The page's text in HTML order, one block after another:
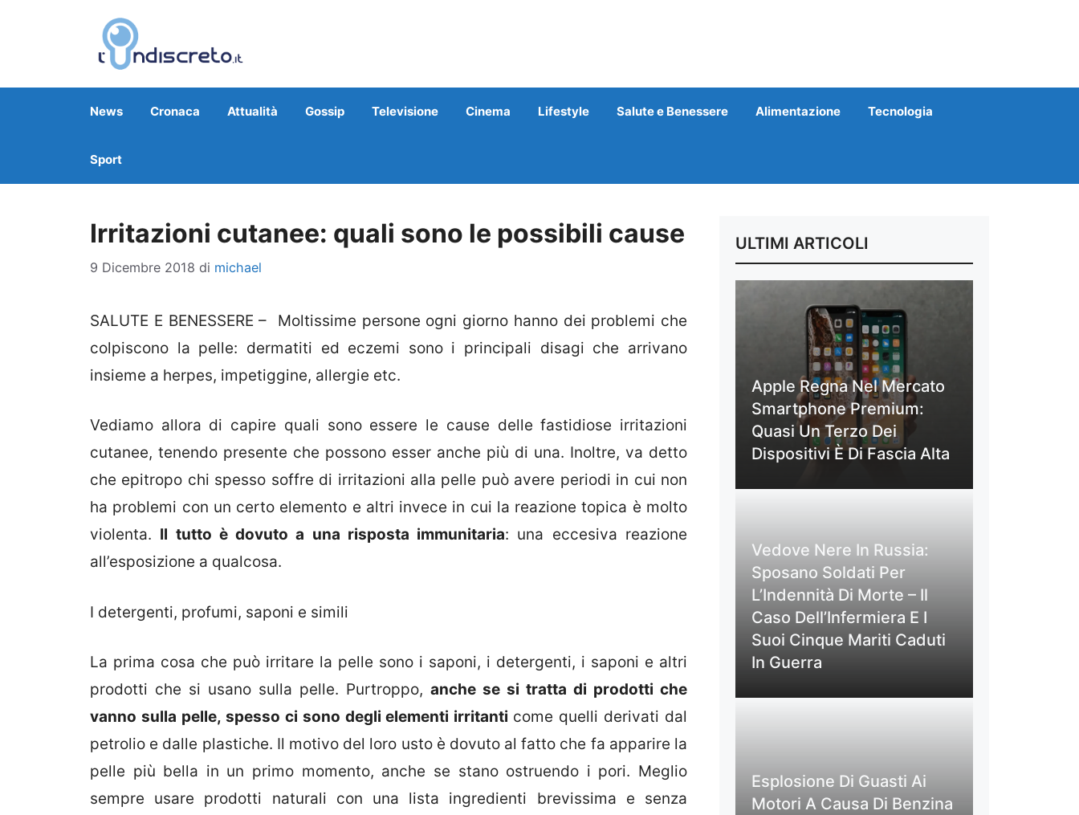
News Cronaca Attualità Gossip Televisione Cinema Lifestyle Salute e Benessere Alimentazione Tecnologia
Sport
Irritazioni cutanee: quali sono le possibili cause
9 Dicembre 2018 di michael
SALUTE E BENESSERE – Moltissime persone ogni giorno hanno dei problemi che
colpiscono la pelle: dermatiti ed eczemi sono i principali disagi che arrivano
insieme a herpes, impetiggine, allergie etc.
Vediamo allora di capire quali sono essere le cause delle fastidiose irritazioni
cutanee, tenendo presente che possono esser anche più di una. Inoltre, va detto
che epitropo chi spesso soffre di irritazioni alla pelle può avere periodi in cui non
ha problemi con un certo elemento e altri invece in cui la reazione topica è molto
violenta. Il tutto è dovuto a una risposta immunitaria: una eccesiva reazione
all’esposizione a qualcosa.
I detergenti, profumi, saponi e simili
La prima cosa che può irritare la pelle sono i saponi, i detergenti, i saponi e altri
prodotti che si usano sulla pelle. Purtroppo, anche se si tratta di prodotti che
vanno sulla pelle, spesso ci sono degli elementi irritanti come quelli derivati dal
petrolio e dalle plastiche. Il motivo del loro usto è dovuto al fatto che fa apparire la
pelle più bella in un primo momento, anche se stano ostruendo i pori. Meglio
sempre usare prodotti naturali con una lista ingredienti brevissima e senza
ULTIMI ARTICOLI
Apple Regna Nel Mercato
Smartphone Premium:
Quasi Un Terzo Dei
Dispositivi È Di Fascia Alta
Vedove Nere In Russia:
Sposano Soldati Per
L’Indennità Di Morte – Il
Caso Dell’Infermiera E I
Suoi Cinque Mariti Caduti
In Guerra
Esplosione Di Guasti Ai
Motori A Causa Di Benzina